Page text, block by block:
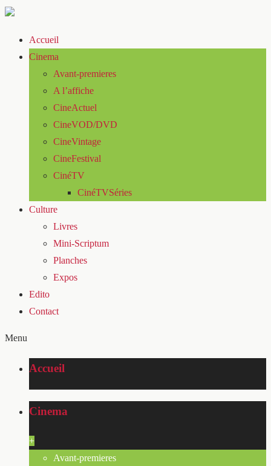
Accueil
Cinema
Avant-premieres
A l’affiche
CineActuel
CineVOD/DVD
CineVintage
CineFestival
CinéTV
CinéTVSéries
Culture
Livres
Mini-Scriptum
Planches
Expos
Edito
Contact
Menu
Accueil
Cinema
+
Avant-premieres